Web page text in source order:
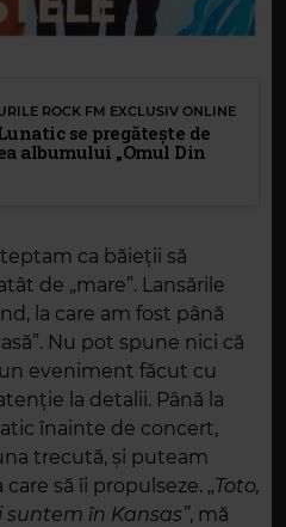
ROCK FM EXCLUSIV ONLINE
se pregătește de
albumului „Omul Din
ca băieții să
de „mare”. Lansările
la care am fost până
Nu pot spune nici că
eveniment făcut cu
la detalii. Până la
înainte de concert,
trecută, și puteam
să îi propulseze. „Toto,
în Kansas”, mă